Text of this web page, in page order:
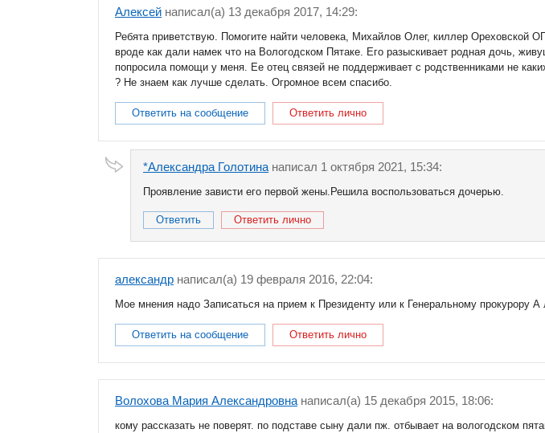
Алексей написал(a) 13 декабря 2017, 14:29:
Ребята приветствую. Помогите найти человека, Михайлов Олег, киллер Ореховской
вроде как дали намек что на Вологодском Пятаке. Его разыскивает родная дочь,
попросила помощи у меня. Ее отец связей не поддерживает с родственниками не
? Не знаем как лучше сделать. Огромное всем спасибо.
Ответить на сообщение Ответить лично
*Александра Голотина написал 1 октября 2021, 15:34:
Проявление зависти его первой жены.Решила воспользоваться дочерью.
Ответить Ответить лично
александр написал(a) 19 февраля 2016, 22:04:
Мое мнения надо Записаться на прием к Президенту или к Генеральному прокурору
Ответить на сообщение Ответить лично
Волохова Мария Александровна написал(a) 15 декабря 2015, 18:06:
кому рассказать не поверят. по подставе сыну дали пж. отбывает на вологодском